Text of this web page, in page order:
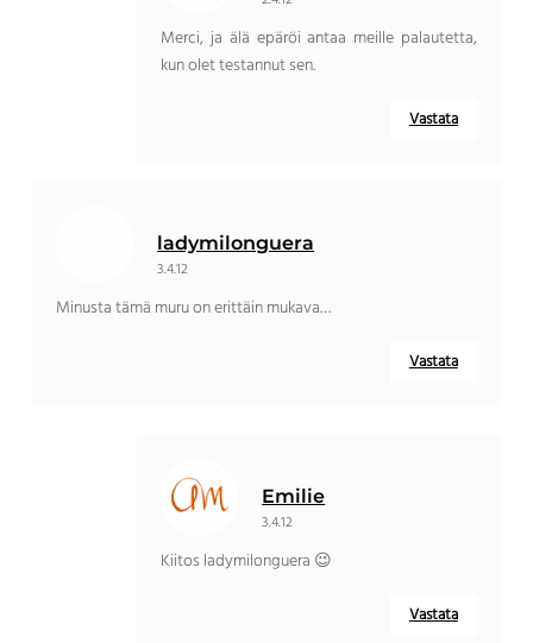
Merci, ja älä epäröi antaa meille palautetta,
kun olet testannut sen.
Vastata
ladymilonguera
3.4.12
Minusta tämä muru on erittäin mukava…
Vastata
Emilie
3.4.12
Kiitos ladymilonguera 😉
Vastata